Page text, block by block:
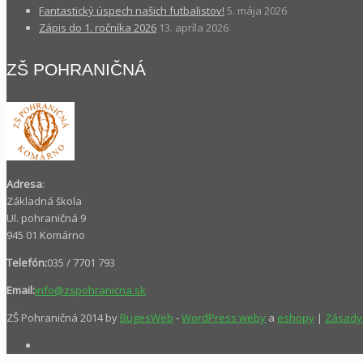
Fantastický úspech našich futbalistov! 5. mája 2026
Zápis do 1. ročníka 2026 13. apríla 2026
ZŠ POHRANIČNÁ
Adresa:
Základná škola
Ul. pohraničná 9
945 01 Komárno
Telefón:035 / 7701 793
Email:info@zspohranicna.sk
ZŠ Pohraničná 2014 by BugesWeb -WordPress weby a eshopy |